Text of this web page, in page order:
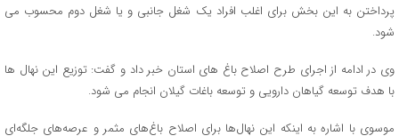
پرداختن به این بخش برای اغلب افراد یک شغل جانبی و یا شغل دوم محسوب می
شود.
وی در ادامه از اجرای طرح اصلاح باغ های استان خبر داد و گفت: توزیع این نهال ها
با هدف توسعه گیاهان دارویی و توسعه باغات گیلان انجام می شود.
موسوی با اشاره به اینکه این نهال‌ها برای اصلاح باغ‌های مثمر و عرصه‌های جلگه‌ای